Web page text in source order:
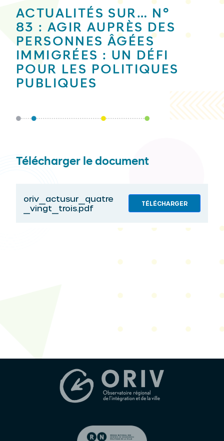
ACTUALITÉS SUR… N°
83 : AGIR AUPRÈS DES
PERSONNES ÂGÉES
IMMIGRÉES : UN DÉFI
POUR LES POLITIQUES
PUBLIQUES
Télécharger le document
oriv_actusur_quatre
_vingt_trois.pdf
TÉLÉCHARGER